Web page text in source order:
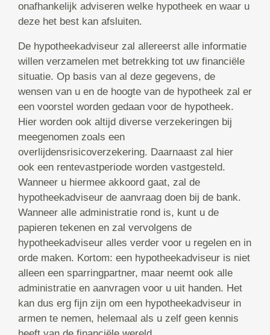
onafhankelijk adviseren welke hypotheek en waar u
deze het best kan afsluiten.
De hypotheekadviseur zal allereerst alle informatie
willen verzamelen met betrekking tot uw financiële
situatie. Op basis van al deze gegevens, de
wensen van u en de hoogte van de hypotheek zal er
een voorstel worden gedaan voor de hypotheek.
Hier worden ook altijd diverse verzekeringen bij
meegenomen zoals een
overlijdensrisicoverzekering. Daarnaast zal hier
ook een rentevastperiode worden vastgesteld.
Wanneer u hiermee akkoord gaat, zal de
hypotheekadviseur de aanvraag doen bij de bank.
Wanneer alle administratie rond is, kunt u de
papieren tekenen en zal vervolgens de
hypotheekadviseur alles verder voor u regelen en in
orde maken. Kortom: een hypotheekadviseur is niet
alleen een sparringpartner, maar neemt ook alle
administratie en aanvragen voor u uit handen. Het
kan dus erg fijn zijn om een hypotheekadviseur in
armen te nemen, helemaal als u zelf geen kennis